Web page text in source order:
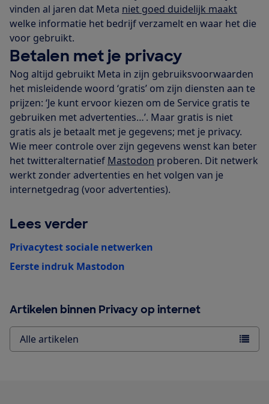
vinden al jaren dat Meta niet goed duidelijk maakt
welke informatie het bedrijf verzamelt en waar het die
voor gebruikt.
Betalen met je privacy
Nog altijd gebruikt Meta in zijn gebruiksvoorwaarden
het misleidende woord ‘gratis’ om zijn diensten aan te
prijzen: ‘Je kunt ervoor kiezen om de Service gratis te
gebruiken met advertenties…’. Maar gratis is niet
gratis als je betaalt met je gegevens; met je privacy.
Wie meer controle over zijn gegevens wenst kan beter
het twitteralternatief Mastodon proberen. Dit netwerk
werkt zonder advertenties en het volgen van je
internetgedrag (voor advertenties).
Lees verder
Privacytest sociale netwerken
Eerste indruk Mastodon
Artikelen binnen Privacy op internet
Alle artikelen